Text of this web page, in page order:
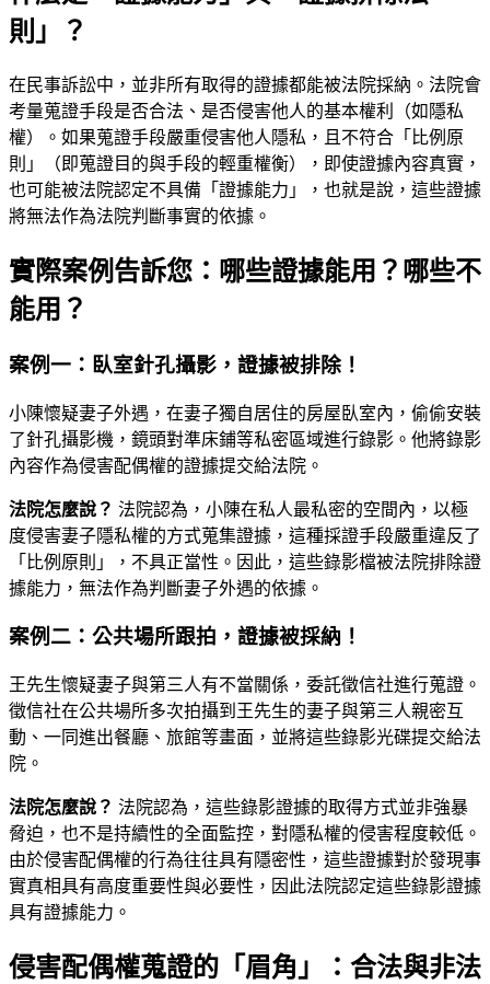
則」？
在民事訴訟中，並非所有取得的證據都能被法院採納。法院會
考量蒐證手段是否合法、是否侵害他人的基本權利（如隱私
權）。如果蒐證手段嚴重侵害他人隱私，且不符合「比例原
則」（即蒐證目的與手段的輕重權衡），即使證據內容真實，
也可能被法院認定不具備「證據能力」，也就是說，這些證據
將無法作為法院判斷事實的依據。
實際案例告訴您：哪些證據能用？哪些不
能用？
案例一：臥室針孔攝影，證據被排除！
小陳懷疑妻子外遇，在妻子獨自居住的房屋臥室內，偷偷安裝
了針孔攝影機，鏡頭對準床鋪等私密區域進行錄影。他將錄影
內容作為侵害配偶權的證據提交給法院。
法院怎麼說？ 法院認為，小陳在私人最私密的空間內，以極
度侵害妻子隱私權的方式蒐集證據，這種採證手段嚴重違反了
「比例原則」，不具正當性。因此，這些錄影檔被法院排除證
據能力，無法作為判斷妻子外遇的依據。
案例二：公共場所跟拍，證據被採納！
王先生懷疑妻子與第三人有不當關係，委託徵信社進行蒐證。
徵信社在公共場所多次拍攝到王先生的妻子與第三人親密互
動、一同進出餐廳、旅館等畫面，並將這些錄影光碟提交給法
院。
法院怎麼說？ 法院認為，這些錄影證據的取得方式並非強暴
脅迫，也不是持續性的全面監控，對隱私權的侵害程度較低。
由於侵害配偶權的行為往往具有隱密性，這些證據對於發現事
實真相具有高度重要性與必要性，因此法院認定這些錄影證據
具有證據能力。
侵害配偶權蒐證的「眉角」：合法與非法